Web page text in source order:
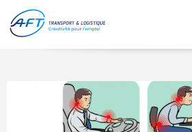
contenu
principal